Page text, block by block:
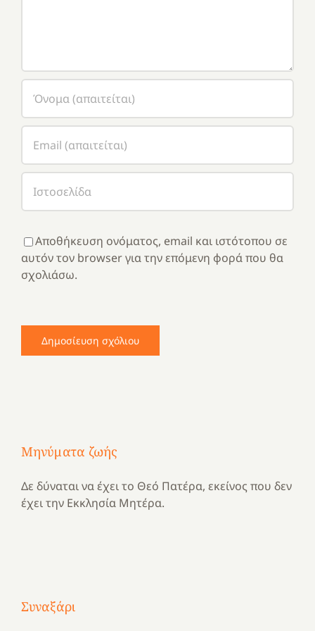
Αποθήκευση ονόματος, email και ιστότοπου σε
αυτόν τον browser για την επόμενη φορά που θα
σχολιάσω.
Μηνύματα ζωής
Δε δύναται να έχει το Θεό Πατέρα, εκείνος που δεν
έχει την Εκκλησία Μητέρα.
Συναξάρι
Μια
και
Κατασκηνωτικές